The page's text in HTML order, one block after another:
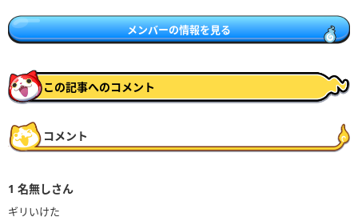
メンバーの情報を見る
この記事へのコメント
コメント
1 名無しさん
ギリいけた